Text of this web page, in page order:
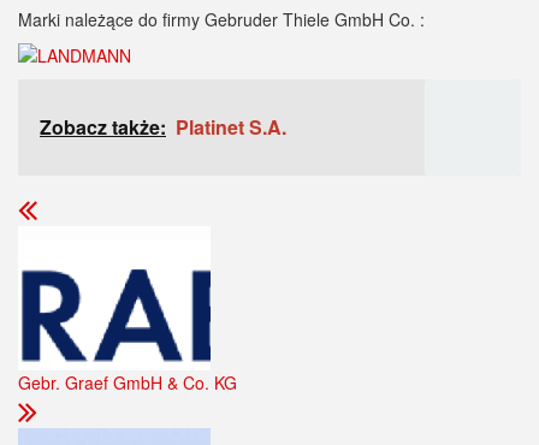
Marki należące do firmy Gebruder Thiele GmbH Co. :
Zobacz także: Platinet S.A.
Gebr. Graef GmbH & Co. KG